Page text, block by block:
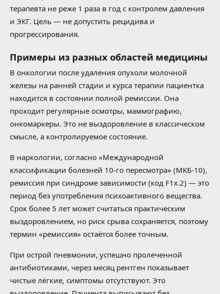
терапевта не реже 1 раза в год с контролем давления
и ЭКГ. Цель — не допустить рецидива и
прогрессирования.
Примеры из разных областей медицины
В онкологии после удаления опухоли молочной
железы на ранней стадии и курса терапии пациентка
находится в состоянии полной ремиссии. Она
проходит регулярные осмотры, маммографию,
онкомаркеры. Это не выздоровление в классическом
смысле, а контролируемое состояние.
В наркологии, согласно «Международной
классификации болезней 10-го пересмотра» (МКБ-10),
ремиссия при синдроме зависимости (код F1x.2) — это
период без употребления психоактивного вещества.
Срок более 5 лет может считаться практическим
выздоровлением, но риск срыва сохраняется, поэтому
термин «ремиссия» остаётся более точным.
При острой пневмонии, успешно пролеченной
антибиотиками, через месяц рентген показывает
чистые лёгкие, симптомы отсутствуют. Это